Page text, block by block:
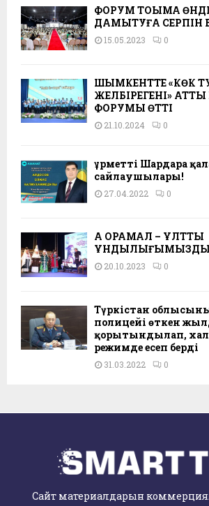
ФОРУМ ТОҚЫМА
ДАМЫТУҒА СЕРПІН
15.05.2023 0
ШЫМКЕНТТЕ «КӨК
ЖЕЛБІРЕГЕНІ»
ФОРУМЫ ӨТТІ
21.10.2024 0
Құрметті Шардара
сайлаушылары!
27.04.2022 0
АҚ ОРАМАЛ – ҰЛТТЫҚ
20.10.2023 0
Түркістан
полицейі өткен
қорытындылап,
режимде есеп берді
31.03.2022 0
Сайт материалдарын